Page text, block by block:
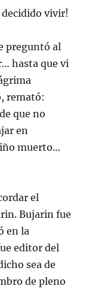
vivir!
preguntó al
hasta que vi
remató:
que no
en
muerto…
el
Bujarin fue
en la
editor del
sea de
de pleno